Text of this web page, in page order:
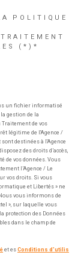
POLITIQUE
(*)*
un fichier informatisé
gestion de la
Traitement de vos
légitime de l'Agence /
destinées à l'Agence
des droits d’accès,
de vos données. Vous
l’Agence / Le
vos droits. Si vous
et Libertés » ne
vous informons de
», sur laquelle vous
protection des Données
dans le champ de
et es Conditions d'utilis